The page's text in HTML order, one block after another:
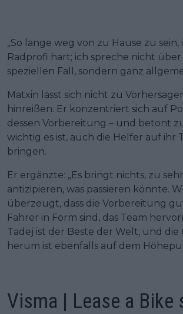
„So lange weg von zu Hause zu
Radprofi hart; ich spreche nicht über
speziellen Fall, sondern ganz
Matxin lässt sich nicht zu
hinreißen. Er konzentriert sich auf
dessen Vorbereitung – und betont
wichtig es ist, auch die Helfer auf ihr
bringen.
Er ergänzte: „Es bringt nichts, zu
antizipieren, was passieren könnte.
überzeugt, dass die Vorbereitung
Fahrer in Form sind, das Team
Tadej ist der Beste der Welt, und
herum ist ebenfalls auf dem
Visma | Lease a